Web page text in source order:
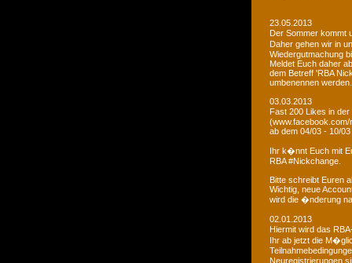
23.05.2013
Der Sommer kommt
Daher gehen wir in
Wiedergutmachung
Meldet Euch daher
dem Betreff 'RBA
umbenennen
03.03.2013
Fast 200 Likes in
ab dem 04/03 - 10/
Ihr k�nnt Euch mit
RBA #Nickchange.
Bitte schreibt Euren
Wichtig, neue
wird die �nderung
02.01.2013
Hiermit wird das
Ihr ab jetzt die
Neuregistrierungen